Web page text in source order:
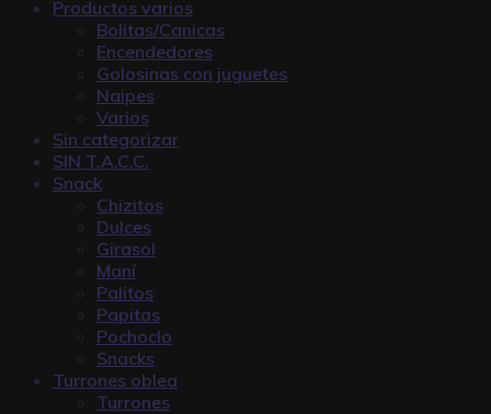
Productos varios
Bolitas/Canicas
Encendedores
Golosinas con juguetes
Naipes
Varios
Sin categorizar
SIN T.A.C.C.
Snack
Chizitos
Dulces
Girasol
Maní
Palitos
Papitas
Pochoclo
Snacks
Turrones oblea
Turrones